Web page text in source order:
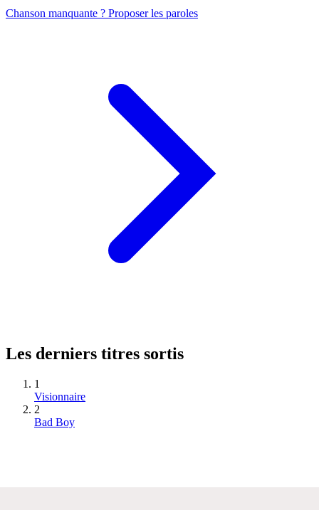
Chanson manquante ? Proposer les paroles
Les derniers titres sortis
1
Visionnaire
2
Bad Boy